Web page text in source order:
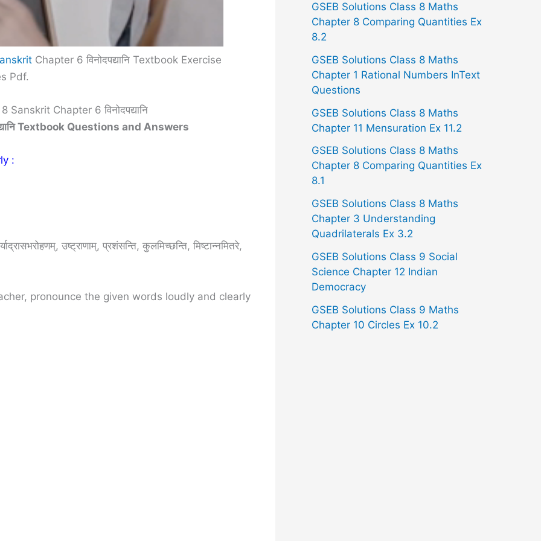
Chapter 6 विनोदपद्यानि Textbook Exercise
Pdf.
Chapter 6 विनोदपद्यानि
Textbook Questions and Answers
:
उष्ट्राणाम्, प्रशंसन्ति, कुलमिच्छन्ति, मिष्टान्नमितरे,
pronounce the given words loudly and clearly
GSEB Solutions Class 8 Maths
Chapter 8 Comparing Quantities Ex
8.2
GSEB Solutions Class 8 Maths
Chapter 1 Rational Numbers InText
Questions
GSEB Solutions Class 8 Maths
Chapter 11 Mensuration Ex 11.2
GSEB Solutions Class 8 Maths
Chapter 8 Comparing Quantities Ex
8.1
GSEB Solutions Class 8 Maths
Chapter 3 Understanding
Quadrilaterals Ex 3.2
GSEB Solutions Class 9 Social
Science Chapter 12 Indian
Democracy
GSEB Solutions Class 9 Maths
Chapter 10 Circles Ex 10.2